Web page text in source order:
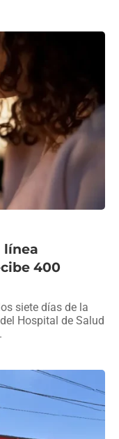
línea
400
siete días de la
Hospital de Salud